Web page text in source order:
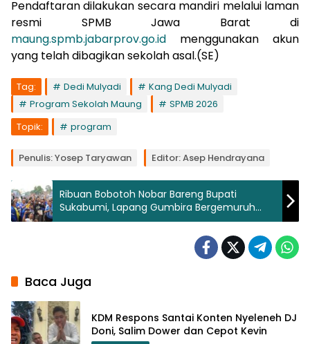
Pendaftaran dilakukan secara mandiri melalui laman
resmi SPMB Jawa Barat di
maung.spmb.jabarprov.go.id menggunakan akun
yang telah dibagikan sekolah asal.(SE)
Tag: Dedi Mulyadi
Kang Dedi Mulyadi
Program Sekolah Maung
SPMB 2026
Topik:
program
Penulis: Yosep Taryawan Editor: Asep Hendrayana
Ribuan Bobotoh Nobar Bareng Bupati
Sukabumi, Lapang Gumbira Bergemuruh
Sambut Persib Juara
Baca Juga
KDM Respons Santai Konten Nyeleneh DJ
Doni, Salim Dower dan Cepot Kevin